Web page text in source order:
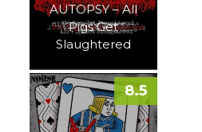
AUTOPSY – All
Pigs Get
Slaughtered
8.5